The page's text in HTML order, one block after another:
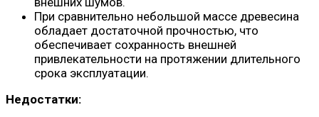
При сравнительно небольшой массе древесина
обладает достаточной прочностью, что
обеспечивает сохранность внешней
привлекательности на протяжении длительного
срока эксплуатации.
Недостатки: